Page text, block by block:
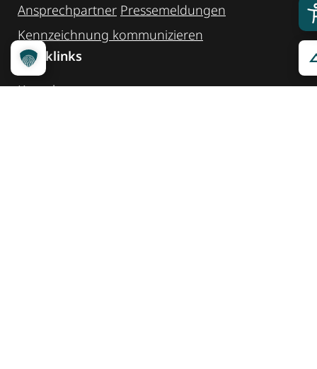
Ansprechpartner Pressemeldungen
Kennzeichnung ­kommunizieren
Quicklinks
Kontakt